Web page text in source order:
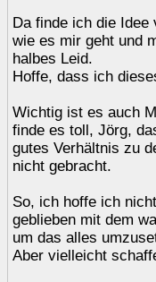
Da finde ich die
wie es mir geht und
halbes Leid.
Hoffe, dass ich
Wichtig ist es auch
finde es toll, Jörg,
gutes Verhältnis zu
nicht gebracht.
So, ich hoffe ich
geblieben mit dem
um das alles
Aber vielleicht